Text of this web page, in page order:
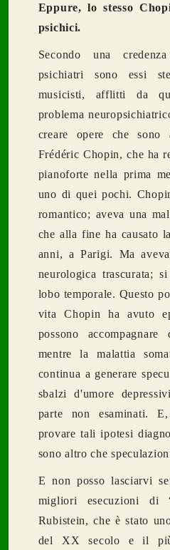
Eppure, lo stesso
psichici.
Secondo una
psichiatri sono essi
musicisti, afflitti da
problema
creare opere che sono
Frédéric Chopin, che ha
pianoforte nella prima
uno di quei pochi.
romantico; aveva una
che alla fine ha causato
anni, a Parigi. Ma
neurologica trascurata;
lobo temporale. Questo
vita Chopin ha avuto
possono
mentre la malattia
continua a generare
sbalzi d'umore
parte non esaminati.
provare tali ipotesi
sono altro che
E non posso lasciarvi
migliori esecuzioni di
Rubistein, che è stato
del XX secolo e il più